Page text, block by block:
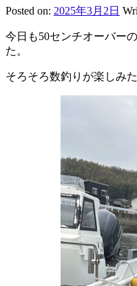
Posted on: 2025年3月2日
今日も50センチオーバー
た。
そろそろ数釣りが楽しみた